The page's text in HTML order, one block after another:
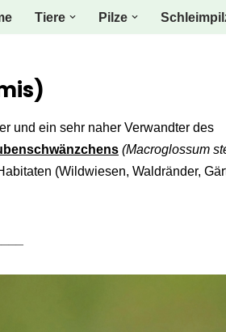
Tiere Pilze
und ein sehr naher Verwandter des
(Macroglossum
(Wildwiesen, Waldränder,